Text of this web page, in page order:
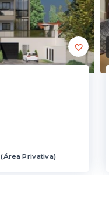
(Área Privativa)